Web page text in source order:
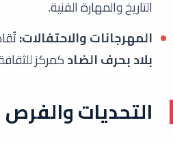
التاريخ والمهارة الفنية.
المهرجانات والاحتفالات:
بلاد بحرف الضادكمركز
التحديات